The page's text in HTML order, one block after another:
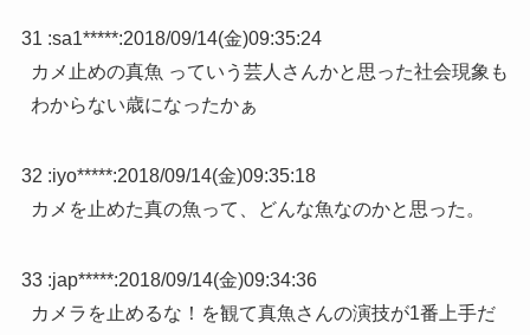
31 :sa1*****:2018/09/14(金)09:35:24
カメ止めの真魚 っていう芸人さんかと思った社会現象も
わからない歳になったかぁ
32 :iyo*****:2018/09/14(金)09:35:18
カメを止めた真の魚って、どんな魚なのかと思った。
33 :jap*****:2018/09/14(金)09:34:36
カメラを止めるな！を観て真魚さんの演技が1番上手だ